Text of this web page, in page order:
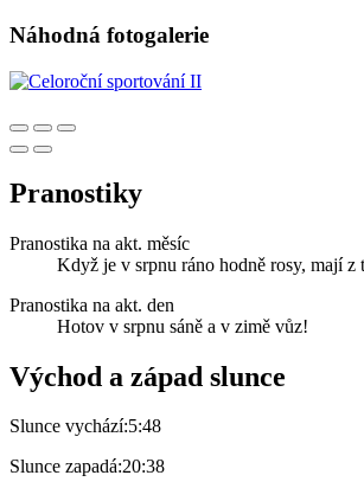
Náhodná fotogalerie
Pranostiky
Pranostika na akt. měsíc
Když je v srpnu ráno hodně rosy, mají z
Pranostika na akt. den
Hotov v srpnu sáně a v zimě vůz!
Východ a západ slunce
Slunce vychází:5:48
Slunce zapadá:20:38